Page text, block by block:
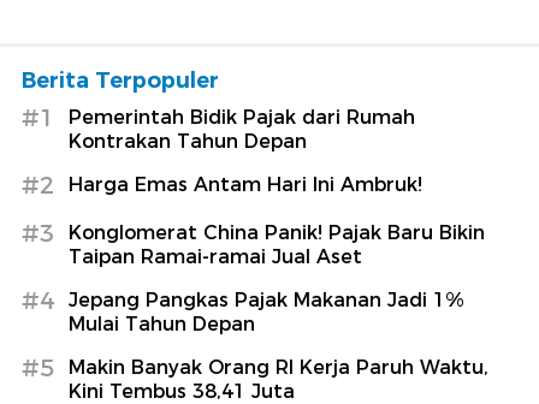
Berita Terpopuler
#1
Pemerintah Bidik Pajak dari Rumah
Kontrakan Tahun Depan
#2 Harga Emas Antam Hari Ini Ambruk!
#3
Konglomerat China Panik! Pajak Baru Bikin
Taipan Ramai-ramai Jual Aset
#4
Jepang Pangkas Pajak Makanan Jadi 1%
Mulai Tahun Depan
#5
Makin Banyak Orang RI Kerja Paruh Waktu,
Kini Tembus 38,41 Juta